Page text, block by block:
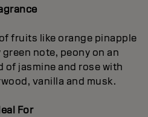
fruits like orange pinapple
note, peony on an
of jasmine and rose with
vanilla and musk.
For